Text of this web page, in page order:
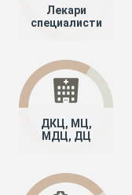
Лекари
специалисти
ДКЦ, МЦ,
МДЦ, ДЦ